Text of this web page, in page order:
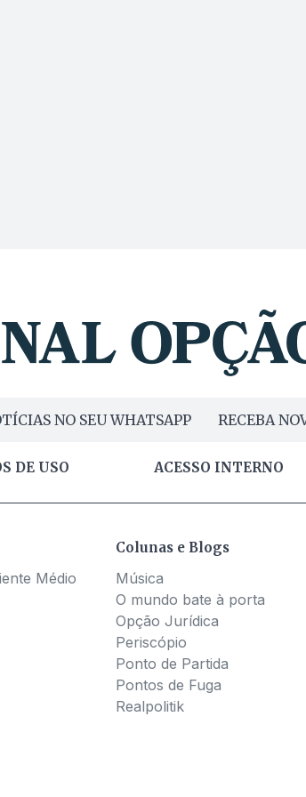
NO SEU WHATSAPP RECEBA
DE USO ACESSO INTERNO
Médio
Colunas e Blogs
Música
O mundo bate à porta
Opção Jurídica
Periscópio
Ponto de Partida
Pontos de Fuga
Realpolitik